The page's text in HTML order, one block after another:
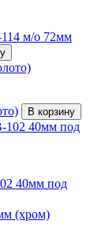
м/о 72мм
В корзину
40мм под